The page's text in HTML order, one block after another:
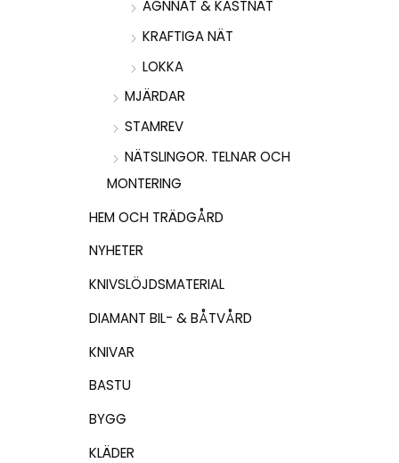
AGNNÄT & KASTNÄT
KRAFTIGA NÄT
LOKKA
MJÄRDAR
STAMREV
NÄTSLINGOR. TELNAR OCH
MONTERING
HEM OCH TRÄDGÅRD
NYHETER
KNIVSLÖJDSMATERIAL
DIAMANT BIL- & BÅTVÅRD
KNIVAR
BASTU
BYGG
KLÄDER